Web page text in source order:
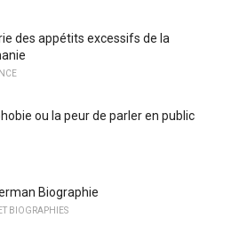
des appétits excessifs de la
ou la peur de parler en public
Biographie
BIOGRAPHIES